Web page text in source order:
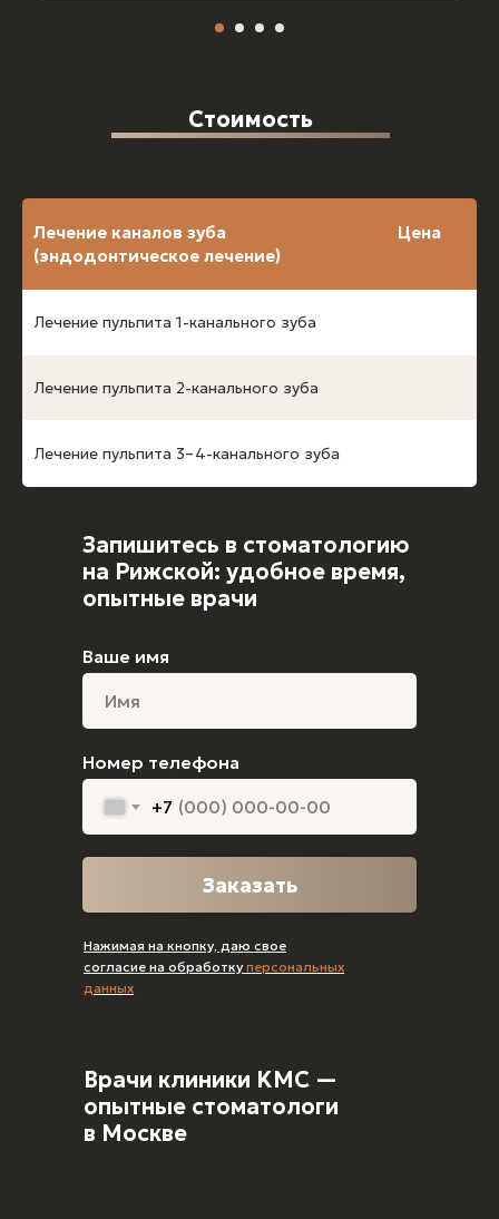
Стоимость
Лечение каналов зуба
(эндодонтическое лечение)
Цена
Лечение пульпита 1-канального зуба
Лечение пульпита 2-канального зуба
Лечение пульпита 3–4-канального зуба
Запишитесь в стоматологию
на Рижской: удобное время,
опытные врачи
Ваше имя
Номер телефона
+7
Заказать
Нажимая на кнопку, даю свое
согласие на обработку персональных
данных
Врачи клиники KMC —
опытные стоматологи
в Москве